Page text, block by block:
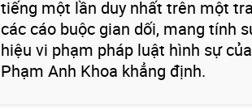
tiếng một lần duy nhất trên một
các cáo buộc gian dối, mang tính
hiệu vi phạm pháp luật hình sự
Phạm Anh Khoa khẳng định.